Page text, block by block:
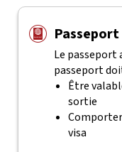
Passeport
Le passeport
passeport
Être
sortie
Comporter
visa